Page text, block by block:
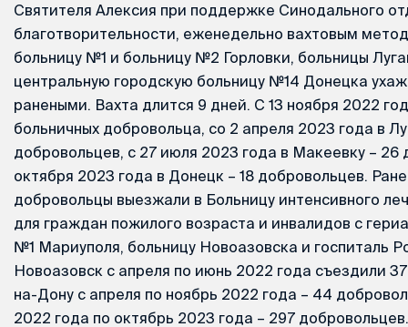
Святителя Алексия при поддержке Синодального
благотворительности, еженедельно вахтовым
больницу №1 и больницу №2 Горловки, больницы
центральную городскую больницу №14 Донецка
ранеными. Вахта длится 9 дней. С 13 ноября 2022
больничных добровольца, со 2 апреля 2023 года в
добровольцев, с 27 июля 2023 года в Макеевку – 26
октября 2023 года в Донецк – 18 добровольцев.
добровольцы выезжали в Больницу интенсивного
для граждан пожилого возраста и инвалидов с
№1 Мариуполя, больницу Новоазовска и госпиталь
Новоазовск с апреля по июнь 2022 года съездили
на-Дону с апреля по ноябрь 2022 года – 44
2022 года по октябрь 2023 года – 297 добровольцев.